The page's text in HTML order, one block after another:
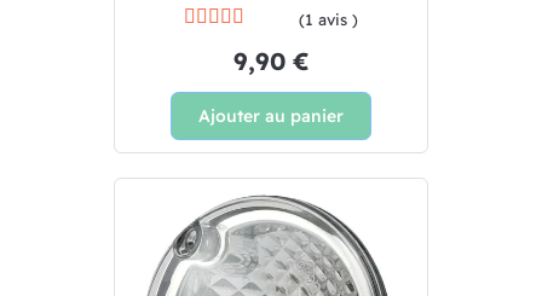
(1 avis )
9,90 €
Ajouter au panier